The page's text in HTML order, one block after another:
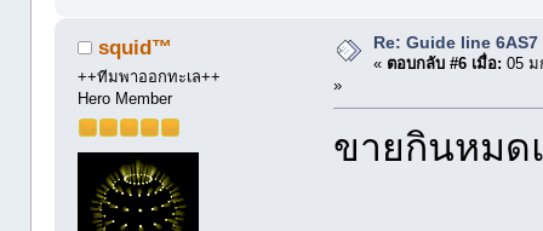
squid™
++ทีมพาออกทะเล++
Hero Member
Re: Guide line
« ตอบกลับ #6 เมื่อ: 05 ม
»
ขายกินหมด